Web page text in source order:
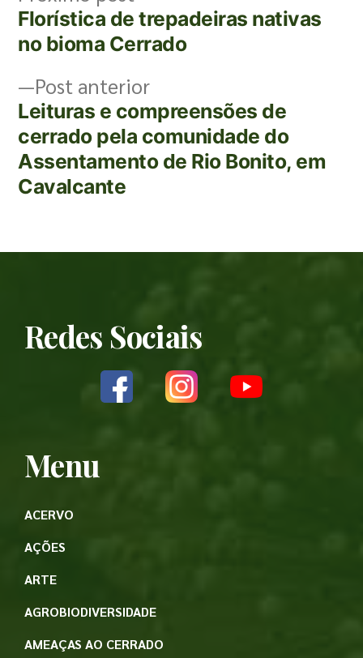
Post anterior
Leituras e compreensões de
cerrado pela comunidade do
Assentamento de Rio Bonito, em
Cavalcante
Florística de trepadeiras nativas
no bioma Cerrado
Redes Sociais
Menu
ACERVO
AÇÕES
ARTE
AGROBIODIVERSIDADE
AMEAÇAS AO CERRADO